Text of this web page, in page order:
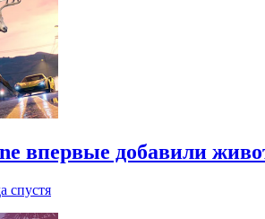
впервые добавили
спустя